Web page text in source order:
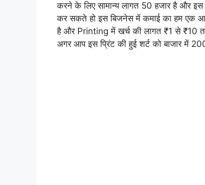
करने के लिए सामान्य लागत 50 हजार है और
कर सकते हो इस बिजनेस में कमाई का हम एक
है और Printing में खर्च की लागत ₹1 से ₹10
अगर आप इस प्रिंट की हुई शर्ट को बाजार में